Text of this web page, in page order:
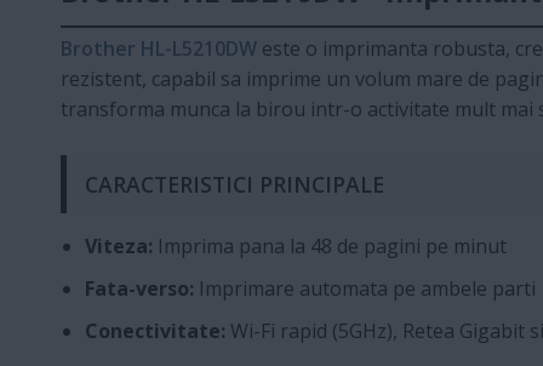
Brother HL-L5210DW este o imprimanta robusta,
rezistent, capabil sa imprime un volum mare de
transforma munca la birou intr-o activitate mult mai
CARACTERISTICI PRINCIPALE
Viteza: Imprima pana la 48 de pagini pe minut
Fata-verso: Imprimare automata pe ambele parti
Conectivitate: Wi-Fi rapid (5GHz), Retea Gigabit